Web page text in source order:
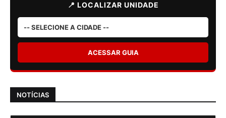
📍 LOCALIZAR UNIDADE
ACESSAR GUIA
NOTÍCIAS